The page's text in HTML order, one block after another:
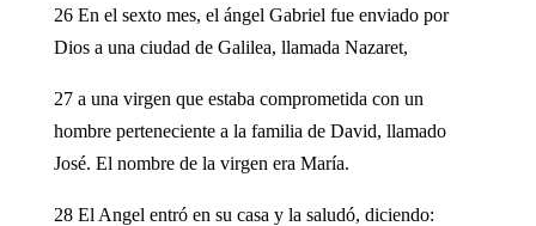
26 En el sexto mes, el ángel Gabriel fue enviado por
Dios a una ciudad de Galilea, llamada Nazaret,
27 a una virgen que estaba comprometida con un
hombre perteneciente a la familia de David, llamado
José. El nombre de la virgen era María.
28 El Angel entró en su casa y la saludó, diciendo: